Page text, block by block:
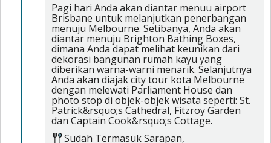
Pagi hari Anda akan diantar menuu airport
Brisbane untuk melanjutkan penerbangan
menuju Melbourne. Setibanya, Anda akan
diantar menuju Brighton Bathing Boxes,
dimana Anda dapat melihat keunikan dari
dekorasi bangunan rumah kayu yang
diberikan warna-warni menarik. Selanjutnya
Anda akan diajak city tour kota Melbourne
dengan melewati Parliament House dan
photo stop di objek-objek wisata seperti: St.
Patrick&rsquo;s Cathedral, Fitzroy Garden
dan Captain Cook&rsquo;s Cottage.
Sudah TermasukSarapan,